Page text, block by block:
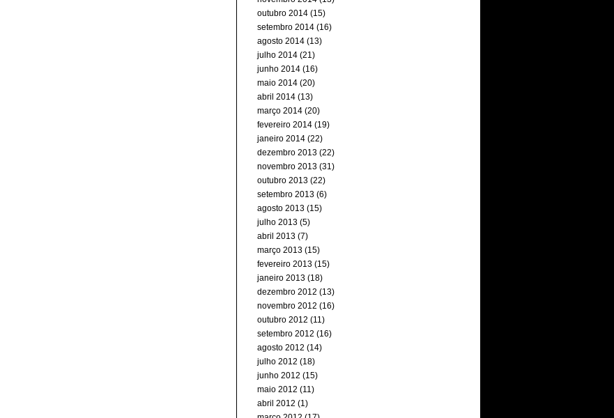
outubro 2014 (15)
setembro 2014 (16)
agosto 2014 (13)
julho 2014 (21)
junho 2014 (16)
maio 2014 (20)
abril 2014 (13)
março 2014 (20)
fevereiro 2014 (19)
janeiro 2014 (22)
dezembro 2013 (22)
novembro 2013 (31)
outubro 2013 (22)
setembro 2013 (6)
agosto 2013 (15)
julho 2013 (5)
abril 2013 (7)
março 2013 (15)
fevereiro 2013 (15)
janeiro 2013 (18)
dezembro 2012 (13)
novembro 2012 (16)
outubro 2012 (11)
setembro 2012 (16)
agosto 2012 (14)
julho 2012 (18)
junho 2012 (15)
maio 2012 (11)
abril 2012 (1)